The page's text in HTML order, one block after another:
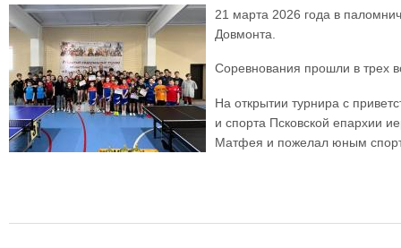
21 марта 2026 года в
Довмонта.
Соревнования прошли в трех
На открытии турнира с
и спорта Псковской епархии
Матфея и пожелал юным